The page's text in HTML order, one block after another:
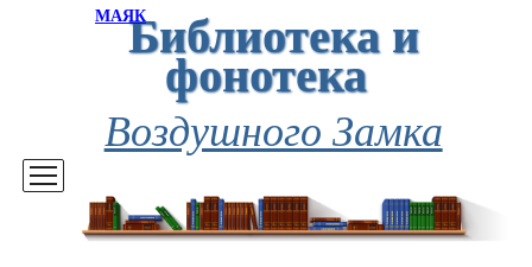
МАЯКБиблиотека и
фонотека
Воздушного Замка